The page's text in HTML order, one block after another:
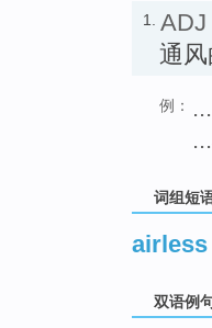
1. ADJ
通
例：
词组短
双语例